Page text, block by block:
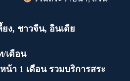
ง, ชาวจีน, อินเดีย
/เดือน
น้า 1 เดือน รวมบริการสระ